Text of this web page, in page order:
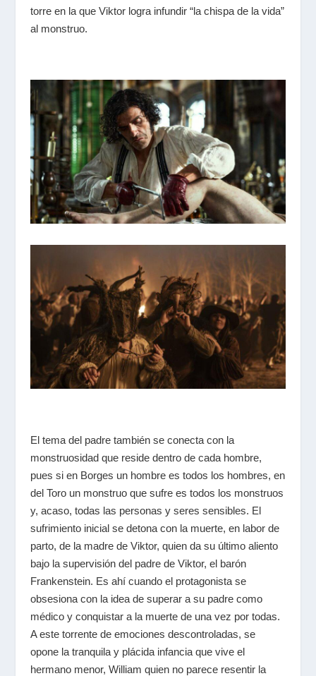
torre en la que Viktor logra infundir “la chispa de la vida”
al monstruo.
El tema del padre también se conecta con la
monstruosidad que reside dentro de cada hombre,
pues si en Borges un hombre es todos los hombres, en
del Toro un monstruo que sufre es todos los monstruos
y, acaso, todas las personas y seres sensibles. El
sufrimiento inicial se detona con la muerte, en labor de
parto, de la madre de Viktor, quien da su último aliento
bajo la supervisión del padre de Viktor, el barón
Frankenstein. Es ahí cuando el protagonista se
obsesiona con la idea de superar a su padre como
médico y conquistar a la muerte de una vez por todas.
A este torrente de emociones descontroladas, se
opone la tranquila y plácida infancia que vive el
hermano menor, William quien no parece resentir la